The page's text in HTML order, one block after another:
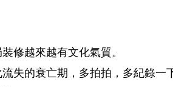
修越來越有文化氣質。
失的衰亡期，多拍拍，多紀錄一